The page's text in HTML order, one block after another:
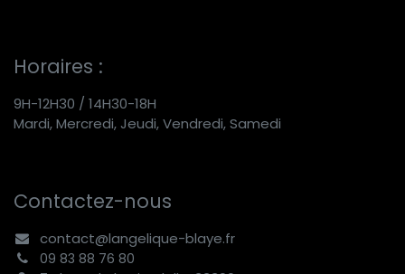
Horaires :
9H-12H30 / 14H30-18H
Mardi, Mercredi, Jeudi, Vendredi, Samedi
Contactez-nous
contact@langelique-blaye.fr
09 83 88 76 80